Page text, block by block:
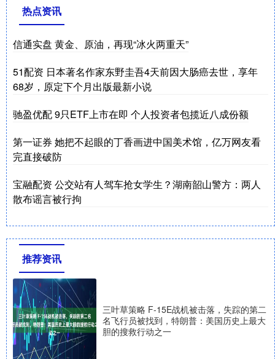
热点资讯
信通实盘 黄金、原油，再现“冰火两重天”
51配资 日本著名作家东野圭吾4天前因大肠癌去世，享年
68岁，原定下个月出版最新小说
驰盈优配 9只ETF上市在即 个人投资者包揽近八成份额
第一证券 她把不起眼的丁香画进中国美术馆，亿万网友看
完直接破防
宝融配资 公交站有人驾车抢女学生？湖南韶山警方：两人
散布谣言被行拘
推荐资讯
三叶草策略 F-15E战机被击落，失踪的第二
名飞行员被找到，特朗普：美国历史上最大
胆的搜救行动之一